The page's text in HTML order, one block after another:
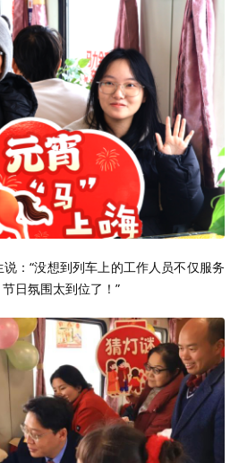
：“没想到列车上的工作人员不仅服务
日氛围太到位了！”